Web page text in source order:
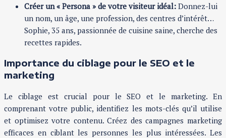
Créer un « Persona » de votre visiteur idéal: Donnez-lui
un nom, un âge, une profession, des centres d’intérêt…
Sophie, 35 ans, passionnée de cuisine saine, cherche des
recettes rapides.
Importance du ciblage pour le SEO et le
marketing
Le ciblage est crucial pour le SEO et le marketing. En
comprenant votre public, identifiez les mots-clés qu’il utilise
et optimisez votre contenu. Créez des campagnes marketing
efficaces en ciblant les personnes les plus intéressées. Les